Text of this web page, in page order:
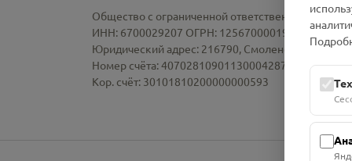
Общество с ограниченной ответственностью
ИНН: 6700029207 ОГРН: 1256700001986
Юридический адрес: 216790, Смоленская
Номер счёта: 40702810901130004287 в АО
Кор. счёт: 30101810200000000593